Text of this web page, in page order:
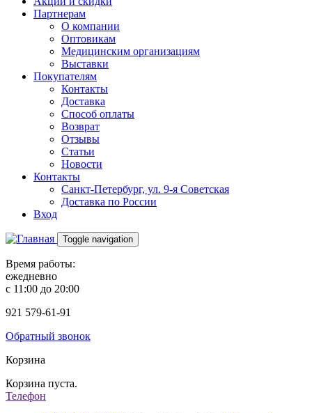
Партнерам
О компании
Оптовикам
Медицинским организациям
Выставки
Покупателям
Контакты
Доставка
Способ оплаты
Возврат
Отзывы
Статьи
Новости
Контакты
Санкт-Петербург, ул. 9-я Советская
Доставка по России
Вход
Toggle navigation
Время работы:
ежедневно
с 11:00 до 20:00
921 579-61-91
Обратный звонок
Корзина
Корзина пуста.
Телефон